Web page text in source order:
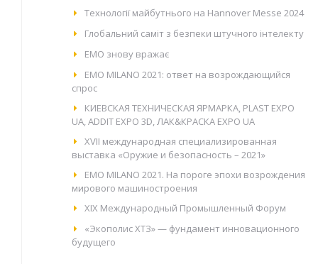
Технології майбутнього на Hannover Messe 2024
Глобальний саміт з безпеки штучного інтелекту
EMO знову вражає
EMO MILANO 2021: ответ на возрождающийся
спрос
КИЕВСКАЯ ТЕХНИЧЕСКАЯ ЯРМАРКА, PLAST EXPO
UA, ADDIT EXPO 3D, ЛАК&КРАСКА EXPO UA
XVII международная специализированная
выставка «Оружие и безопасность – 2021»
EMO MILANO 2021. На пороге эпохи возрождения
мирового машиностроения
XIX Международный Промышленный Форум
«Экополис ХТЗ» — фундамент инновационного
будущего